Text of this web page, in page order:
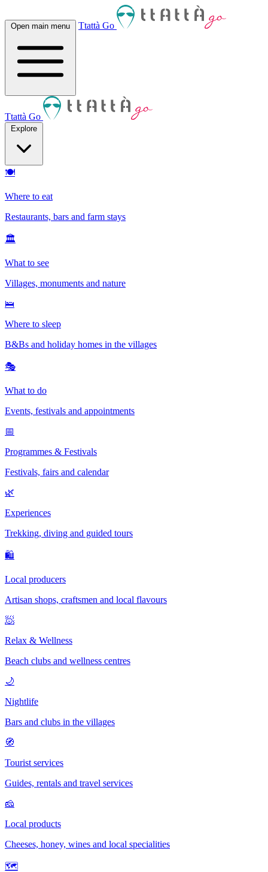
Open main menu Ttattà Go
Ttattà Go
Explore
🍽
Where to eat
Restaurants, bars and farm stays
🏛
What to see
Villages, monuments and nature
🛌
Where to sleep
B&Bs and holiday homes in the villages
🎭
What to do
Events, festivals and appointments
📅
Programmes & Festivals
Festivals, fairs and calendar
🌿
Experiences
Trekking, diving and guided tours
🛍
Local producers
Artisan shops, craftsmen and local flavours
🧖
Relax & Wellness
Beach clubs and wellness centres
🌙
Nightlife
Bars and clubs in the villages
🧭
Tourist services
Guides, rentals and travel services
🧀
Local products
Cheeses, honey, wines and local specialities
🗺